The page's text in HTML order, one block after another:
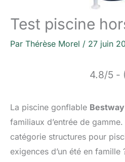
Test piscine
Par Thérèse Morel / 27 juin
4.8/5 -
La piscine gonflable Bestway
familiaux d’entrée de
catégorie structures pour
exigences d’un été en